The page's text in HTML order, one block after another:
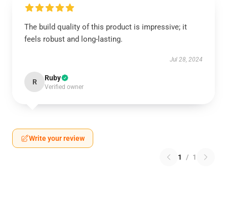
The build quality of this product is impressive; it
feels robust and long-lasting.
Jul 28, 2024
R Ruby
Verified owner
Write your review
1 / 1